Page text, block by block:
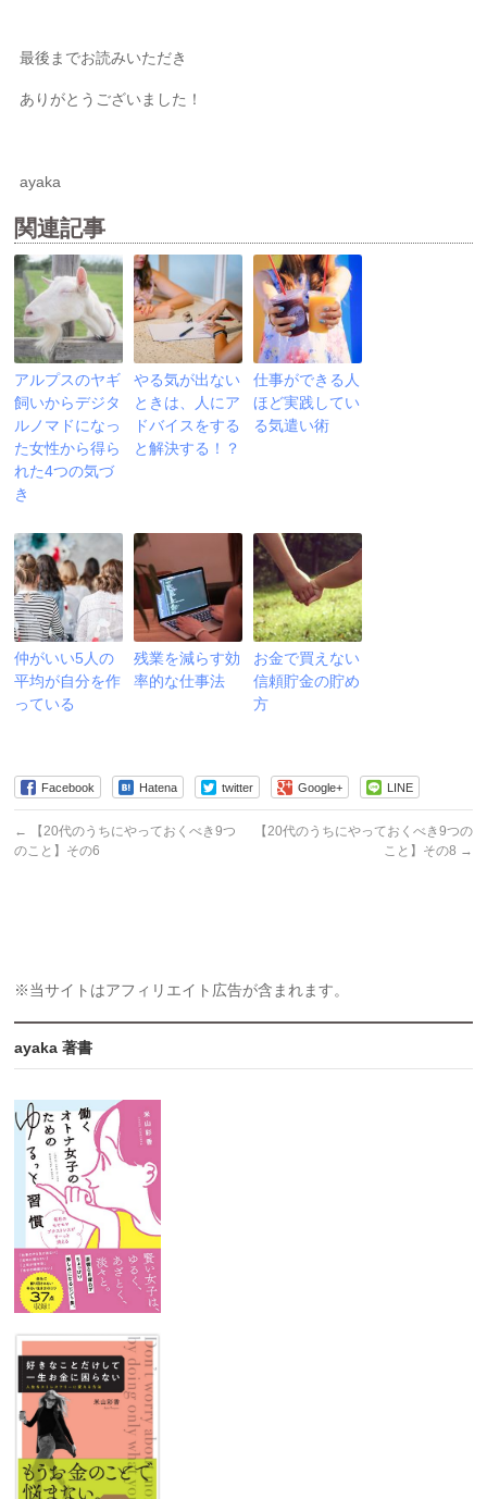
最後までお読みいただき
ありがとうございました！
ayaka
関連記事
アルプスのヤギ
飼いからデジタ
ルノマドになっ
た女性から得ら
れた4つの気づ
き
やる気が出ない
ときは、人にア
ドバイスをする
と解決する！？
仕事ができる人
ほど実践してい
る気遣い術
仲がいい5人の
平均が自分を作
っている
残業を減らす効
率的な仕事法
お金で買えない
信頼貯金の貯め
方
Facebook Hatena twitter Google+ LINE
←
【20代のうちにやっておくべき9つ
のこと】その6
【20代のうちにやっておくべき9つの
こと】その8 →
※当サイトはアフィリエイト広告が含まれます。
ayaka 著書